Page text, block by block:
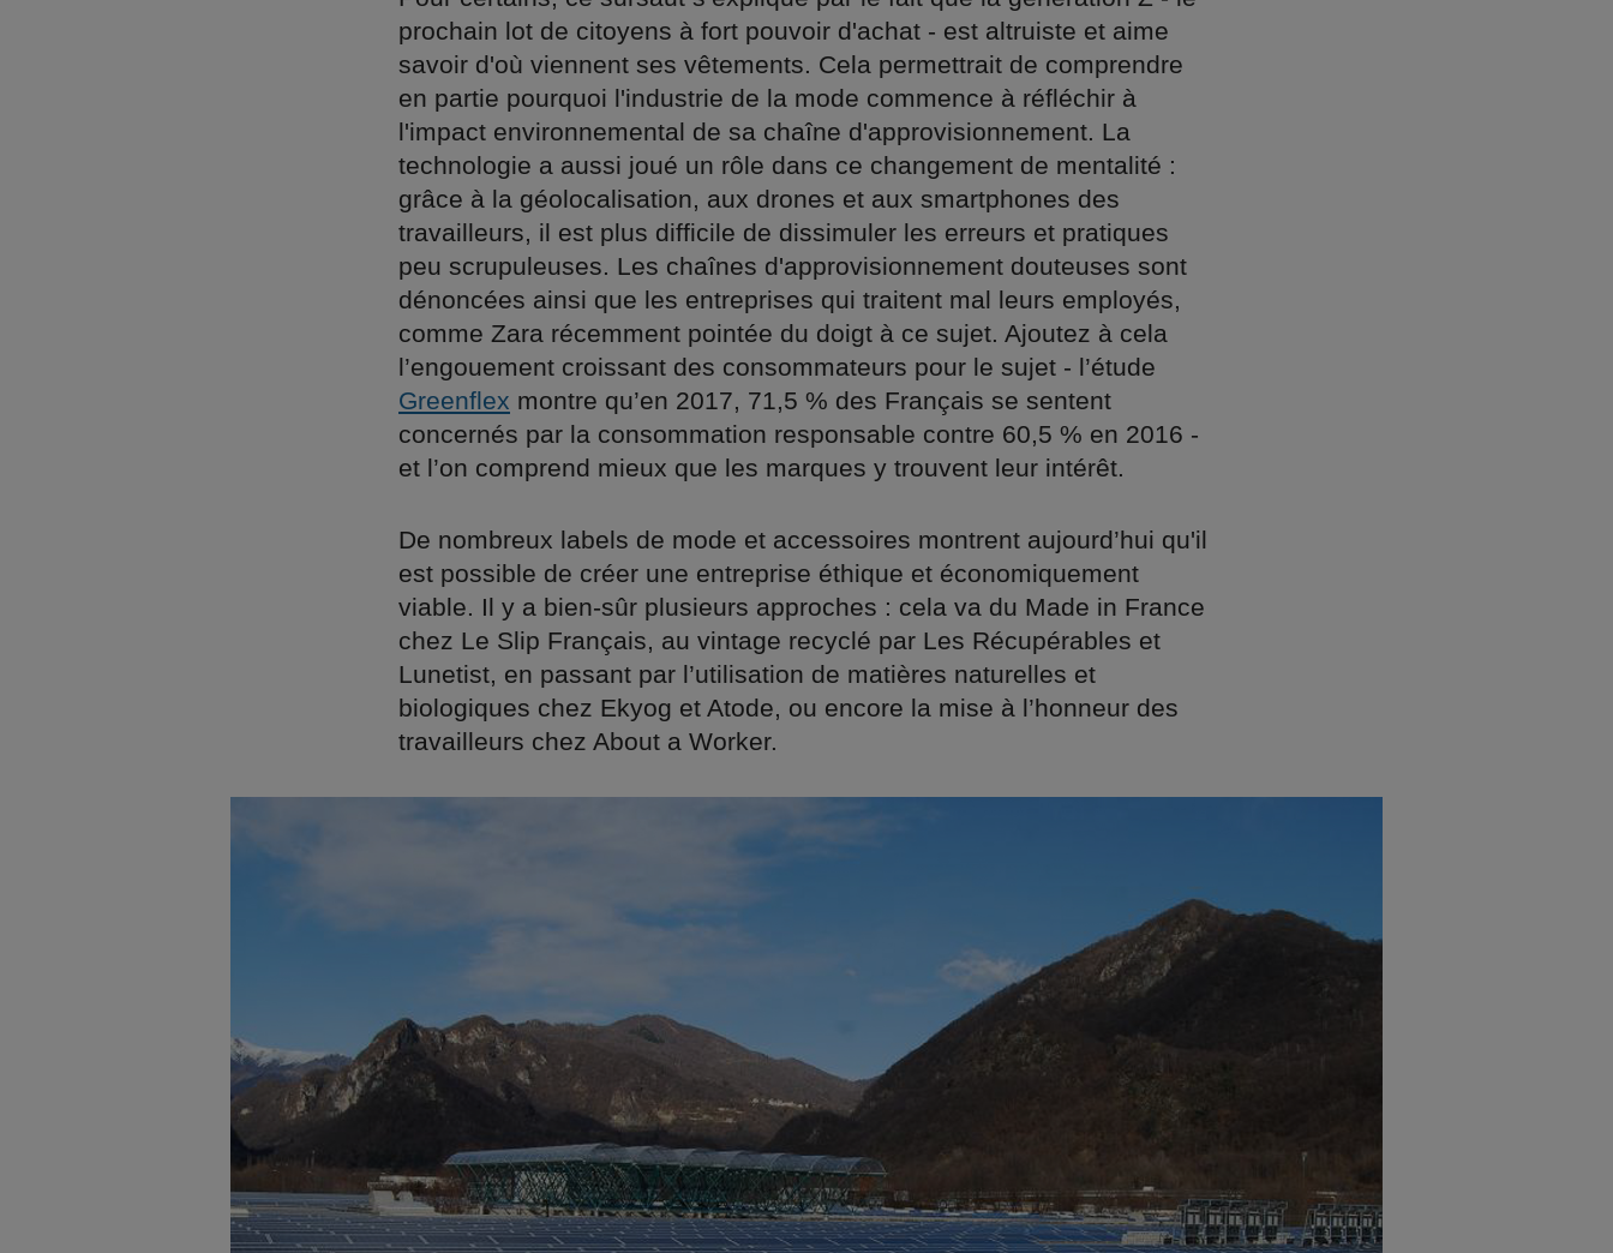
prochain lot de citoyens à fort pouvoir d'achat - est altruiste et aime
savoir d'où viennent ses vêtements. Cela permettrait de comprendre
en partie pourquoi l'industrie de la mode commence à réfléchir à
l'impact environnemental de sa chaîne d'approvisionnement. La
technologie a aussi joué un rôle dans ce changement de mentalité :
grâce à la géolocalisation, aux drones et aux smartphones des
travailleurs, il est plus difficile de dissimuler les erreurs et pratiques
peu scrupuleuses. Les chaînes d'approvisionnement douteuses sont
dénoncées ainsi que les entreprises qui traitent mal leurs employés,
comme Zara récemment pointée du doigt à ce sujet. Ajoutez à cela
l’engouement croissant des consommateurs pour le sujet - l’étude
Greenflex montre qu’en 2017, 71,5 % des Français se sentent
concernés par la consommation responsable contre 60,5 % en 2016 -
et l’on comprend mieux que les marques y trouvent leur intérêt.
De nombreux labels de mode et accessoires montrent aujourd’hui qu'il
est possible de créer une entreprise éthique et économiquement
viable. Il y a bien-sûr plusieurs approches : cela va du Made in France
chez Le Slip Français, au vintage recyclé par Les Récupérables et
Lunetist, en passant par l’utilisation de matières naturelles et
biologiques chez Ekyog et Atode, ou encore la mise à l’honneur des
travailleurs chez About a Worker.